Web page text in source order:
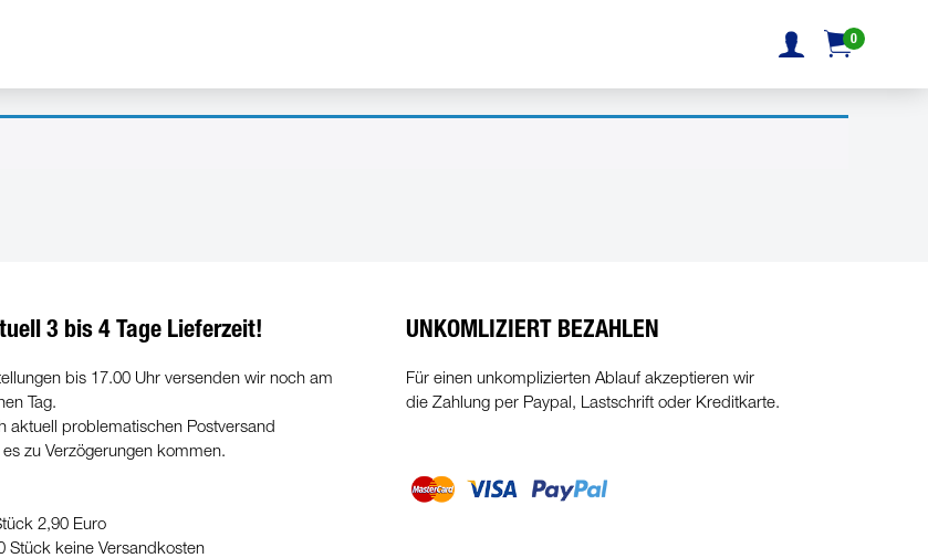
0
3 bis 4 Tage Lieferzeit!
bis 17.00 Uhr versenden wir noch am
Tag.
aktuell problematischen Postversand
zu Verzögerungen kommen.
2,90 Euro
Stück keine Versandkosten
UNKOMLIZIERT BEZAHLEN
Für einen unkomplizierten Ablauf akzeptieren wir
die Zahlung per Paypal, Lastschrift oder Kreditkarte.